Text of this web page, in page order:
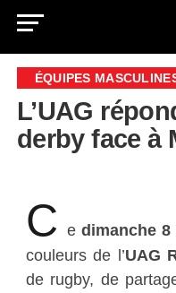
ÉQUIPES
L’UAG
derby face à
C e dimanche 8
couleurs de l’UAG
de rugby, de